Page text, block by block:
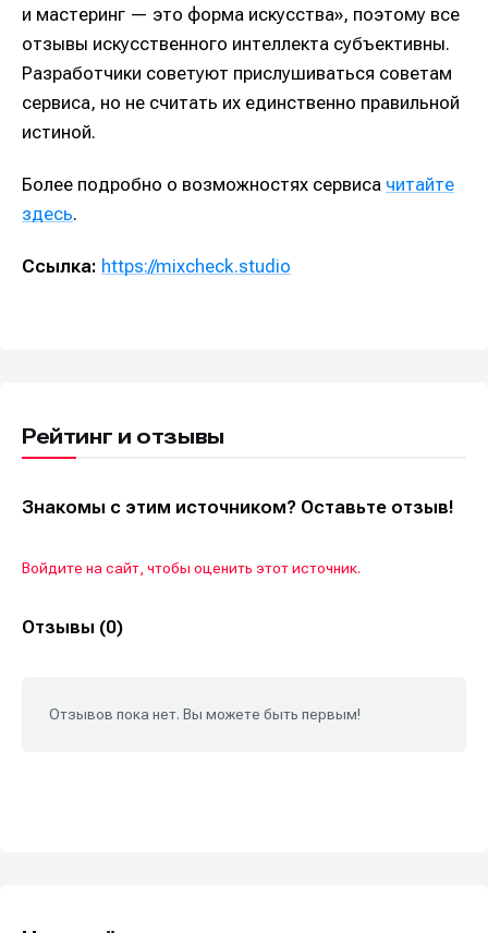
и мастеринг — это форма искусства», поэтому все
отзывы искусственного интеллекта субъективны.
Разработчики советуют прислушиваться советам
сервиса, но не считать их единственно правильной
истиной.
Более подробно о возможностях сервиса читайте
здесь.
Ссылка: https://mixcheck.studio
Рейтинг и отзывы
Знакомы с этим источником? Оставьте отзыв!
Войдите на сайт, чтобы оценить этот источник.
Отзывы (0)
Отзывов пока нет. Вы можете быть первым!